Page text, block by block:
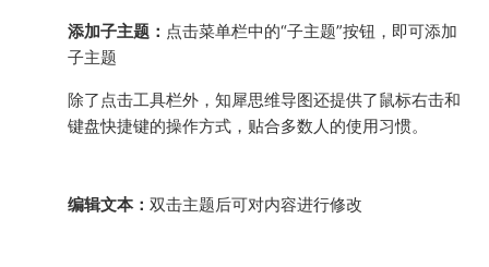
添加子主题： 点击菜单栏中的“子主题”按钮，即可添加
子主题
除了点击工具栏外，知犀思维导图还提供了鼠标右击和
键盘快捷键的操作方式，贴合多数人的使用习惯。
编辑文本：双击主题后可对内容进行修改